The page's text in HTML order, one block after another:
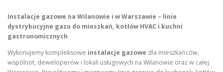
Instalacje gazowe na Wilanowie i w Warszawie – linie
dystrybucyjne gazu do mieszkań, kotłów HVAC i kuchni
gastronomicznych
Wykonujemy kompleksowe instalacje gazowe dla mieszkańców,
wspólnot, deweloperów i lokali usługowych na Wilanowie oraz w całej